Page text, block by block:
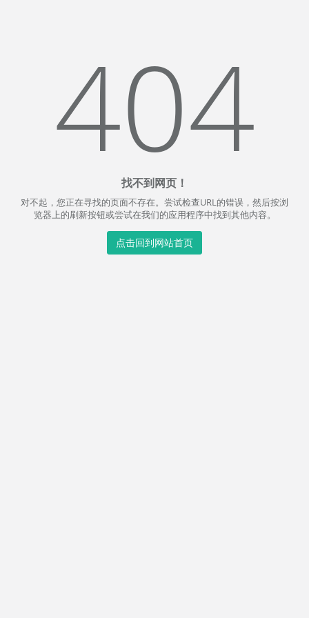
404
找不到网页！
对不起，您正在寻找的页面不存在。尝试检查URL的错误，然后按浏
览器上的刷新按钮或尝试在我们的应用程序中找到其他内容。
点击回到网站首页